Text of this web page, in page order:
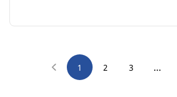
1 2 3 …